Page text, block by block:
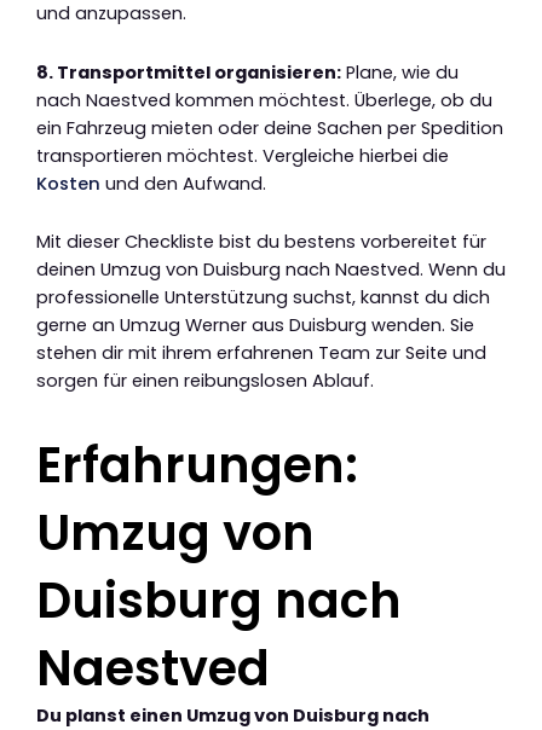
und anzupassen.
8. Transportmittel organisieren: Plane, wie du
nach Naestved kommen möchtest. Überlege, ob du
ein Fahrzeug mieten oder deine Sachen per Spedition
transportieren möchtest. Vergleiche hierbei die
Kosten und den Aufwand.
Mit dieser Checkliste bist du bestens vorbereitet für
deinen Umzug von Duisburg nach Naestved. Wenn du
professionelle Unterstützung suchst, kannst du dich
gerne an Umzug Werner aus Duisburg wenden. Sie
stehen dir mit ihrem erfahrenen Team zur Seite und
sorgen für einen reibungslosen Ablauf.
Erfahrungen:
Umzug von
Duisburg nach
Naestved
Du planst einen Umzug von Duisburg nach